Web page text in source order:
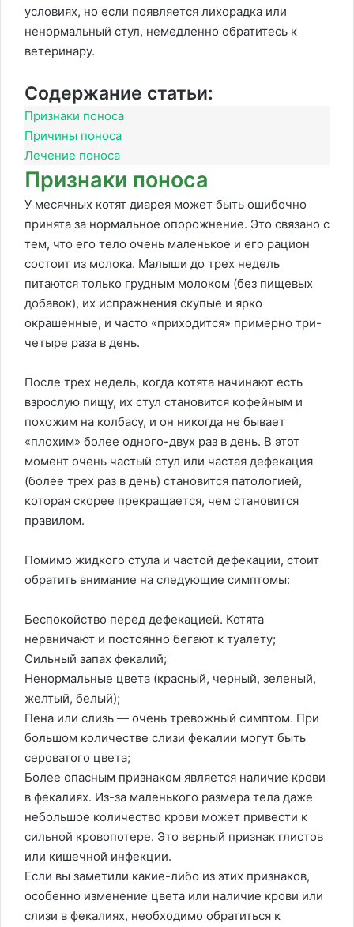
условиях, но если появляется лихорадка или
ненормальный стул, немедленно обратитесь к
ветеринару.
Содержание статьи:
Признаки поноса
Причины поноса
Лечение поноса
Признаки поноса
У месячных котят диарея может быть ошибочно
принята за нормальное опорожнение. Это связано с
тем, что его тело очень маленькое и его рацион
состоит из молока. Малыши до трех недель
питаются только грудным молоком (без пищевых
добавок), их испражнения скупые и ярко
окрашенные, и часто «приходится» примерно три-
четыре раза в день.
После трех недель, когда котята начинают есть
взрослую пищу, их стул становится кофейным и
похожим на колбасу, и он никогда не бывает
«плохим» более одного-двух раз в день. В этот
момент очень частый стул или частая дефекация
(более трех раз в день) становится патологией,
которая скорее прекращается, чем становится
правилом.
Помимо жидкого стула и частой дефекации, стоит
обратить внимание на следующие симптомы:
Беспокойство перед дефекацией. Котята
нервничают и постоянно бегают к туалету;
Сильный запах фекалий;
Ненормальные цвета (красный, черный, зеленый,
желтый, белый);
Пена или слизь — очень тревожный симптом. При
большом количестве слизи фекалии могут быть
сероватого цвета;
Более опасным признаком является наличие крови
в фекалиях. Из-за маленького размера тела даже
небольшое количество крови может привести к
сильной кровопотере. Это верный признак глистов
или кишечной инфекции.
Если вы заметили какие-либо из этих признаков,
особенно изменение цвета или наличие крови или
слизи в фекалиях, необходимо обратиться к